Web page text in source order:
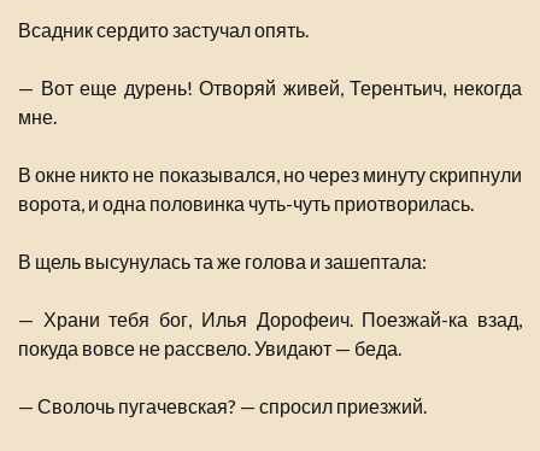
Всадник сердито застучал опять.
— Вот еще дурень! Отворяй живей, Терентьич, некогда
мне.
В окне никто не показывался, но через минуту скрипнули
ворота, и одна половинка чуть-чуть приотворилась.
В щель высунулась та же голова и зашептала:
— Храни тебя бог, Илья Дорофеич. Поезжай-ка взад,
покуда вовсе не рассвело. Увидают — беда.
— Сволочь пугачевская? — спросил приезжий.